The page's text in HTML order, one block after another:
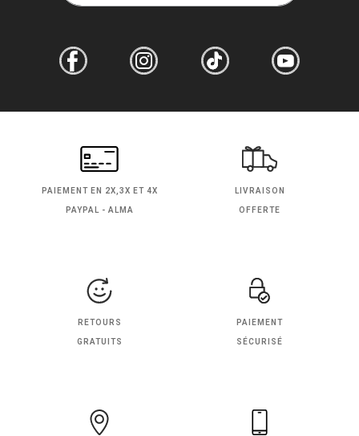
PAIEMENT EN 2X,3X ET 4X
PAYPAL - ALMA
LIVRAISON
OFFERTE
RETOURS
GRATUITS
PAIEMENT
SÉCURISÉ